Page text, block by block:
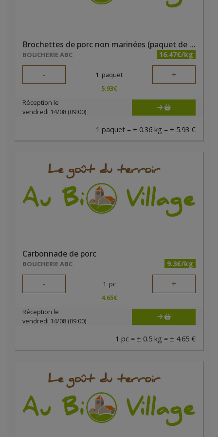
Brochettes de porc non marinées (paquet de 2 pièces)
BOUCHERIE ABC 16.47€/kg
- 1 paquet +
5.93€
Réception le
vendredi 14/08 (09:00)
1 paquet = ± 0.36 kg = ± 5.93 €
Carbonnade de porc
BOUCHERIE ABC 9.3€/kg
- 1 pc +
4.65€
Réception le
vendredi 14/08 (09:00)
1 pc = ± 0.5 kg = ± 4.65 €